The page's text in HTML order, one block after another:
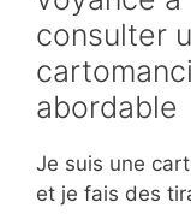
consulter
abordable
Je suis une
et je fais des